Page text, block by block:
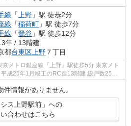
線 「 上野 」駅 徒歩2分
線 「稲荷町 」駅 徒歩7分
線 「鶯谷 」駅 徒歩12分
年 / 13階建
都台東区 上野 ７丁目
メトロ銀座線『上野』駅徒歩5分 東京メト
件情報がありません。
シス上野駅前」への
合わせはこちら